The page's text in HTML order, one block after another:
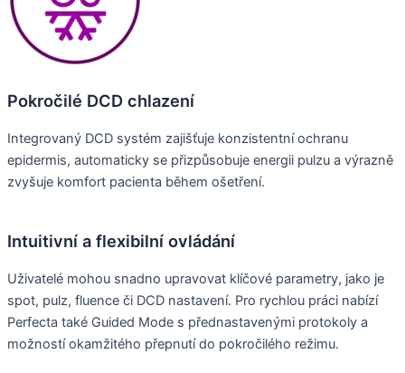
Pokročilé DCD chlazení
Integrovaný DCD systém zajišťuje konzistentní ochranu
epidermis, automaticky se přizpůsobuje energii pulzu a výrazně
zvyšuje komfort pacienta během ošetření.
Intuitivní a flexibilní ovládání
Uživatelé mohou snadno upravovat klíčové parametry, jako je
spot, pulz, fluence či DCD nastavení. Pro rychlou práci nabízí
Perfecta také Guided Mode s přednastavenými protokoly a
možností okamžitého přepnutí do pokročilého režimu.